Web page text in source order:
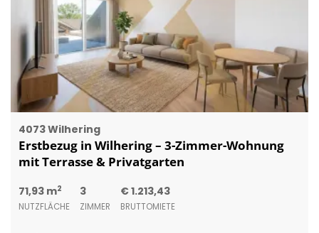
4073 Wilhering
Erstbezug in Wilhering – 3-Zimmer-Wohnung
mit Terrasse & Privatgarten
71,93 m2
NUTZFLÄCHE
3
ZIMMER
€ 1.213,43
BRUTTOMIETE